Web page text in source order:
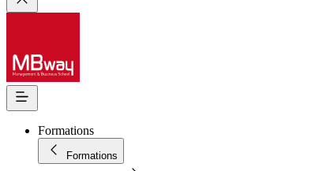
Formations
Formations